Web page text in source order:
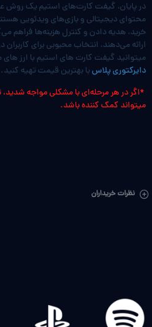
در پایان، گیفت کارت‌های استیم یک روش
محتوای دیجیتالی و بازی‌های ویدئویی
خرید، هدیه دادن و کنترل هزینه‌ها فراهم
ارائه می‌دهند، انتخاب محبوبی برای
میتوانید گیفت کارت های استیم با ارز
دایرکتوری پلاسبا بهترین قیمت تهیه کنید.
*اگر در هر مرحله‌ای با مشکلی مواجه شدید،
میتواند کمک کننده باشد.
نظرات خریداران